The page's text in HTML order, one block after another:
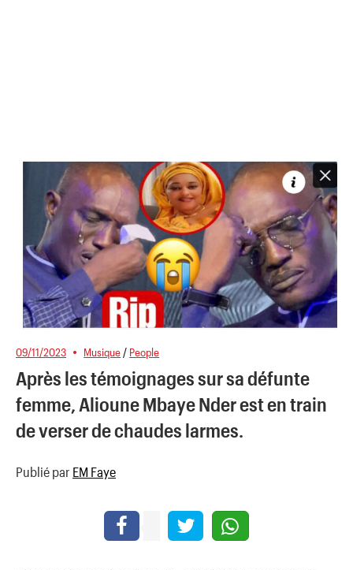
09/11/2023 Musique / People
Après les témoignages sur sa défunte
femme, Alioune Mbaye Nder est en train
de verser de chaudes larmes.
Publié par EM Faye